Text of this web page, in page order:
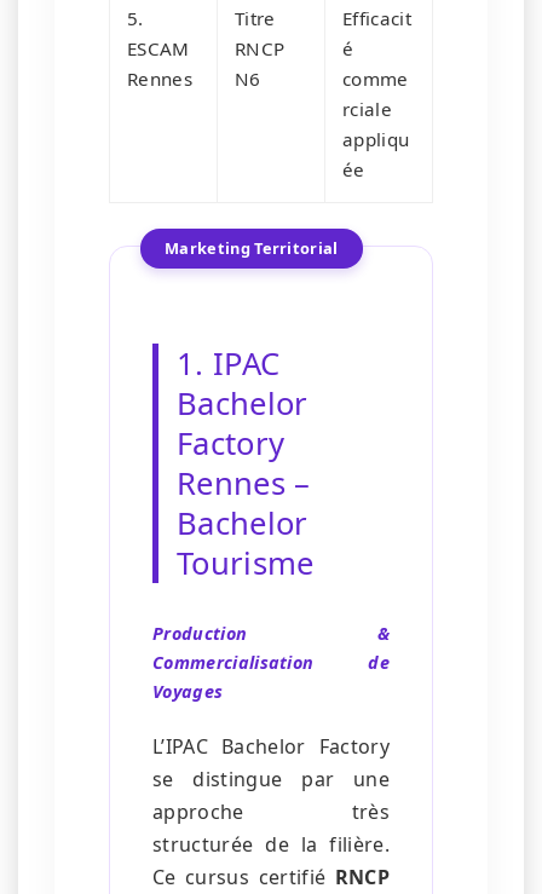
5.
ESCAM
Rennes
Titre
RNCP
N6
Efficacit
é
comme
rciale
appliqu
ée
Marketing Territorial
1. IPAC
Bachelor
Factory
Rennes –
Bachelor
Tourisme
Production &
Commercialisation de
Voyages
L’IPAC Bachelor Factory
se distingue par une
approche très
structurée de la filière.
Ce cursus certifié RNCP